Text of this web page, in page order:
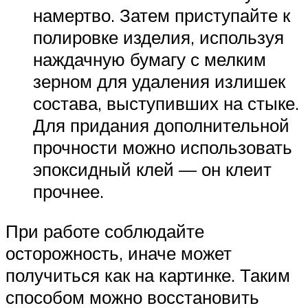
намертво. Затем приступайте к
полировке изделия, используя
наждачную бумагу с мелким
зерном для удаления излишек
состава, выступивших на стыке.
Для придания дополнительной
прочности можно использовать
эпоксидный клей — он клеит
прочнее.
При работе соблюдайте
осторожность, иначе может
получиться как на картинке. Таким
способом можно восстановить